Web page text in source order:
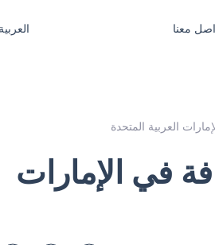
معنا العربية
العربية المتحدة
في الإمارات